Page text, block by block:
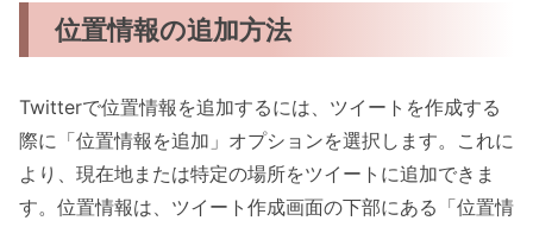
位置情報の追加方法
Twitterで位置情報を追加するには、ツイートを作成する
際に「位置情報を追加」オプションを選択します。これに
より、現在地または特定の場所をツイートに追加できま
す。位置情報は、ツイート作成画面の下部にある「位置情